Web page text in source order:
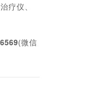
疗仪、
(微信